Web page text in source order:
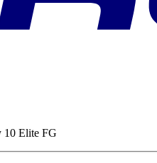
10 Elite FG